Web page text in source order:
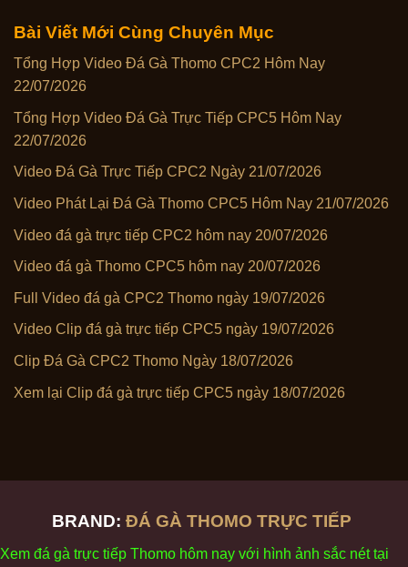
Bài Viết Mới Cùng Chuyên Mục
Tổng Hợp Video Đá Gà Thomo CPC2 Hôm Nay
22/07/2026
Tổng Hợp Video Đá Gà Trực Tiếp CPC5 Hôm Nay
22/07/2026
Video Đá Gà Trực Tiếp CPC2 Ngày 21/07/2026
Video Phát Lại Đá Gà Thomo CPC5 Hôm Nay 21/07/2026
Video đá gà trực tiếp CPC2 hôm nay 20/07/2026
Video đá gà Thomo CPC5 hôm nay 20/07/2026
Full Video đá gà CPC2 Thomo ngày 19/07/2026
Video Clip đá gà trực tiếp CPC5 ngày 19/07/2026
Clip Đá Gà CPC2 Thomo Ngày 18/07/2026
Xem lại Clip đá gà trực tiếp CPC5 ngày 18/07/2026
BRAND: ĐÁ GÀ THOMO TRỰC TIẾP
Xem đá gà trực tiếp Thomo hôm nay với hình ảnh sắc néttại